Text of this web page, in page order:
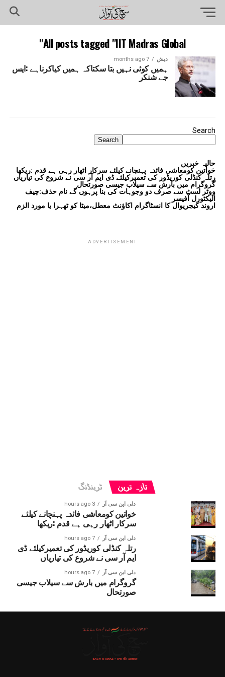
All posts tagged "IIT Madras Global"
دیش 7 months ago
ہمیں کوئی نہیں بتا سکتاکہ ہمیں کیاکرناہے :ایس
جے شنکر
Search
Search
حالیہ خبریں
خواتین کومعاشی فائدہ پہنچانے کیلئے سرکار اٹھار رہی ہے قدم :ریکھا
رتلہ کنڈلی کوریڈور کی تعمیرکیلئے ڈی ایم آر سی نے شروع کی تیاریاں
گروگرام میں بارش سے سیلاب جیسی صورتحال
ووٹر لسٹ سے صرف دو وجوہات کی بنا پرہوں گے نام حذف:چیف
الیکٹورل آفیسر
اروند کیجریوال کا انسٹاگرام اکاؤنٹ معطل،میٹا کو ٹھہرا یا مورد الزم
ADVERTISEMENT
تازہ ترین ٹرینڈنگ
دلی این سی آر 3 hours ago
خواتین کومعاشی فائدہ پہنچانے کیلئے
سرکار اٹھار رہی ہے قدم :ریکھا
دلی این سی آر 7 hours ago
رتلہ کنڈلی کوریڈور کی تعمیرکیلئے ڈی
ایم آر سی نے شروع کی تیاریاں
دلی این سی آر 7 hours ago
گروگرام میں بارش سے سیلاب جیسی
صورتحال